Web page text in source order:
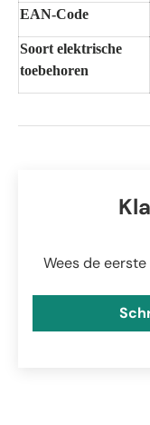
EAN-Code
Soort elektrische
toebehoren
Wees de